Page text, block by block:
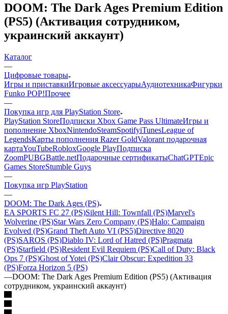
DOOM: The Dark Ages Premium Edition
(PS5) (Активация сотрудником,
украинский аккаунт)
Каталог
—
Цифровые товары
Игры и приставкиИгровые аксессуарыАудиотехникаФигурки
Funko POP!Прочее
—
Покупка игр для PlayStation Store
PlayStation StoreПодписки Xbox Game Pass UltimateИгры и
пополнение XboxNintendoSteamSpotifyiTunesLeague of
LegendsКарты пополнения Razer GoldValorant подарочная
картаYouTubeRobloxGoogle PlayПодписка
ZoomPUBGBattle.netПодарочные сертификатыChatGPTEpic
Games StoreStumble Guys
—
Покупка игр PlayStation
—
DOOM: The Dark Ages (PS)
EA SPORTS FC 27 (PS)Silent Hill: Townfall (PS)Marvel's
Wolverine (PS)Star Wars Zero Company (PS)Halo: Campaign
Evolved (PS)Grand Theft Auto VI (PS5)Directive 8020
(PS)SAROS (PS)Diablo IV: Lord of Hatred (PS)Pragmata
(PS)Starfield (PS)Resident Evil Requiem (PS)Call of Duty: Black
Ops 7 (PS)Ghost of Yotei (PS)Clair Obscur: Expedition 33
(PS)Forza Horizon 5 (PS)
—DOOM: The Dark Ages Premium Edition (PS5) (Активация
сотрудником, украинский аккаунт)